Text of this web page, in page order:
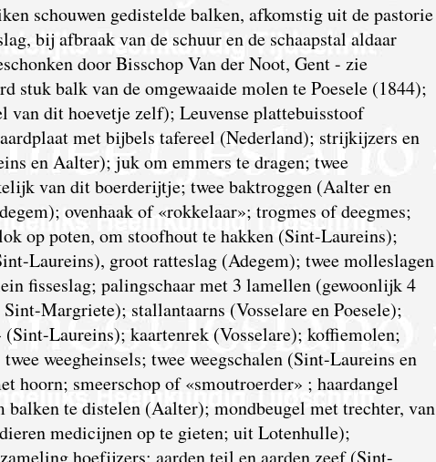
schouwen gedistelde balken, afkomstig uit de pastorie
bij afbraak van de schuur en de schaapstal aldaar
door Bisschop Van der Noot, Gent - zie
stuk balk van de omgewaaide molen te Poesele (1844);
van dit hoevetje zelf); Leuvense plattebuisstoof
met bijbels tafereel (Nederland); strijkijzers en
en Aalter); juk om emmers te dragen; twee
van dit boerderijtje; twee baktroggen (Aalter en
ovenhaak of «rokkelaar»; trogmes of deegmes;
op poten, om stoofhout te hakken (Sint-Laureins);
Laureins), groot ratteslag (Adegem); twee molleslagen
fisseslag; palingschaar met 3 lamellen (gewoonlijk 4
Margriete); stallantaarns (Vosselare en Poesele);
Laureins); kaartenrek (Vosselare); koffiemolen;
weegheinsels; twee weegschalen (Sint-Laureins en
hoorn; smeerschop of «smoutroerder» ; haardangel
te distelen (Aalter); mondbeugel met trechter, van
medicijnen op te gieten; uit Lotenhulle);
hoefijzers; aarden teil en aarden zeef (Sint-